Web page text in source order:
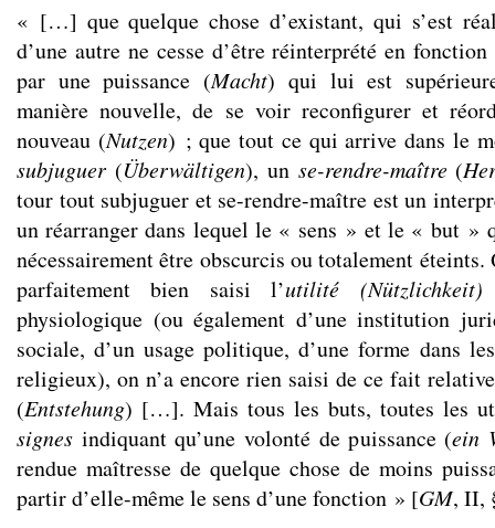
« […] que quelque chose d’existant, qui s’est
d’une autre ne cesse d’être réinterprété en
par une puissance (Macht) qui lui est
manière nouvelle, de se voir reconfigurer et
nouveau (Nutzen) ; que tout ce qui arrive dans le
subjuguer (Überwältigen), un se-rendre-maître (
tour tout subjuguer et se-rendre-maître est un
un réarranger dans lequel le « sens » et le « but »
nécessairement être obscurcis ou totalement éteints.
parfaitement bien saisi l’utilité (Nützlichkeit)
physiologique (ou également d’une institution
sociale, d’un usage politique, d’une forme dans
religieux), on n’a encore rien saisi de ce fait
(Entstehung) […]. Mais tous les buts, toutes les
signes indiquant qu’une volonté de puissance (ein
rendue maîtresse de quelque chose de moins
partir d’elle-même le sens d’une fonction » [GM, II,